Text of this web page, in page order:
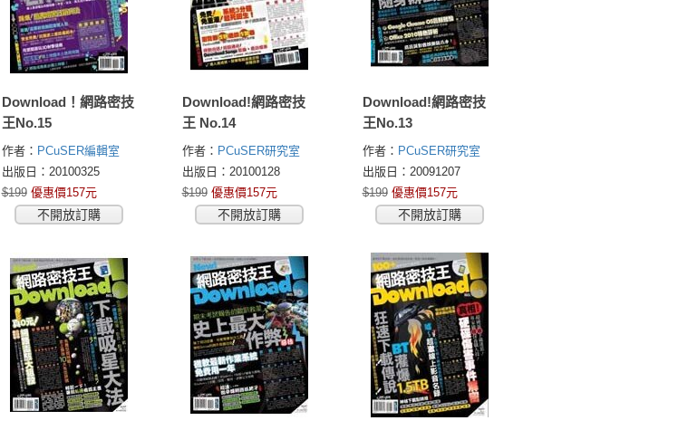
Download！網路密技
王No.15
作者： PCuSER編輯室
出版日：20100325
$199 優惠價157元
不開放訂購
Download!網路密技
王 No.14
作者： PCuSER研究室
出版日：20100128
$199 優惠價157元
不開放訂購
Download!網路密技
王No.13
作者： PCuSER研究室
出版日：20091207
$199 優惠價157元
不開放訂購